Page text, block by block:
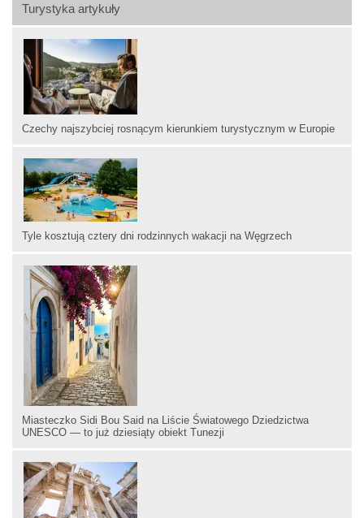
Turystyka artykuły
Czechy najszybciej rosnącym kierunkiem turystycznym w Europie
Tyle kosztują cztery dni rodzinnych wakacji na Węgrzech
Miasteczko Sidi Bou Said na Liście Światowego Dziedzictwa
UNESCO — to już dziesiąty obiekt Tunezji